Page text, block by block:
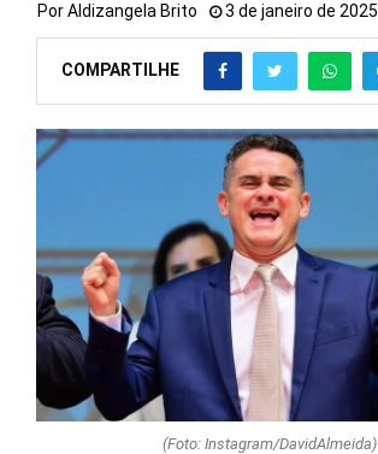
PorAldizangela Brito 3 de janeiro de 2025
COMPARTILHE
(Foto: Instagram/DavidAlmeida)